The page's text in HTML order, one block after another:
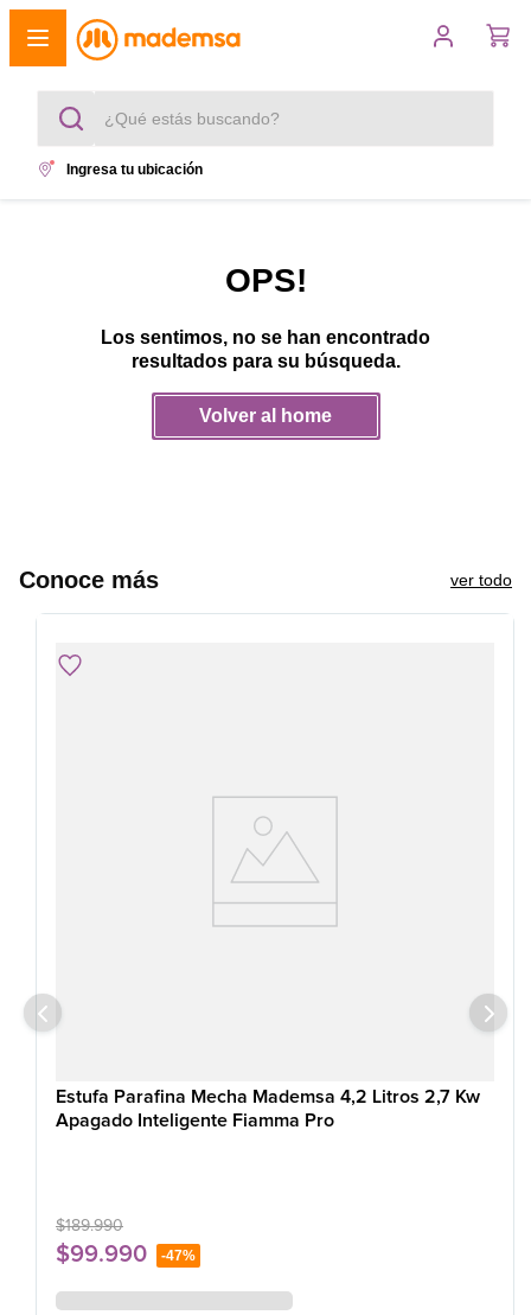
¿Qué estás buscando?
refrigerador
Ingresa tu ubicación
OPS!
Los sentimos, no se han encontrado
resultados para su búsqueda.
Volver al home
Conoce más ver todo
Estufa Parafina Mecha Mademsa 4,2 Litros 2,7 Kw
Apagado Inteligente Fiamma Pro
$189.990
$99.990 -47%